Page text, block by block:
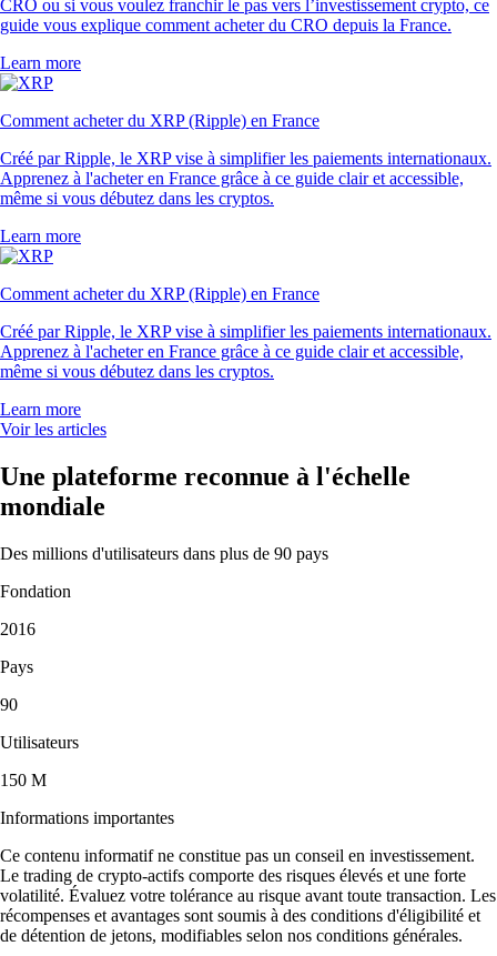
CRO ou si vous voulez franchir le pas vers l’investissement crypto, ce
guide vous explique comment acheter du CRO depuis la France.
Learn more
Comment acheter du XRP (Ripple) en France
Créé par Ripple, le XRP vise à simplifier les paiements internationaux.
Apprenez à l'acheter en France grâce à ce guide clair et accessible,
même si vous débutez dans les cryptos.
Learn more
Comment acheter du XRP (Ripple) en France
Créé par Ripple, le XRP vise à simplifier les paiements internationaux.
Apprenez à l'acheter en France grâce à ce guide clair et accessible,
même si vous débutez dans les cryptos.
Learn more
Voir les articles
Une plateforme reconnue à l'échelle
mondiale
Des millions d'utilisateurs dans plus de 90 pays
Fondation
2016
Pays
90
Utilisateurs
150 M
Informations importantes
Ce contenu informatif ne constitue pas un conseil en investissement.
Le trading de crypto-actifs comporte des risques élevés et une forte
volatilité. Évaluez votre tolérance au risque avant toute transaction. Les
récompenses et avantages sont soumis à des conditions d'éligibilité et
de détention de jetons, modifiables selon nos conditions générales.